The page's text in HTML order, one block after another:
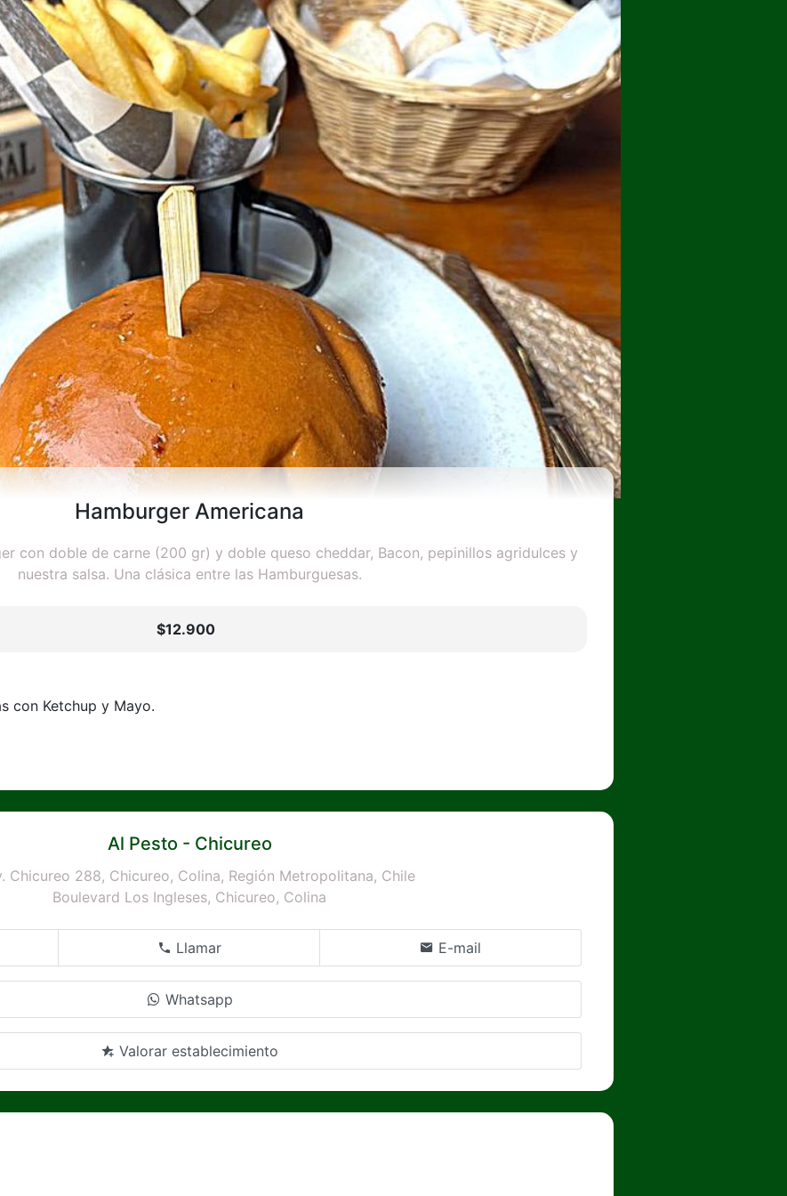
Hamburger Americana
con doble de carne (200 gr) y doble queso cheddar, Bacon, pepinillos agridulces y
nuestra salsa. Una clásica entre las Hamburguesas.
$12.900
con Ketchup y Mayo.
Al Pesto - Chicureo
Chicureo 288, Chicureo, Colina, Región Metropolitana, Chile
Boulevard Los Ingleses, Chicureo, Colina
Llamar E-mail
Whatsapp
Valorar establecimiento